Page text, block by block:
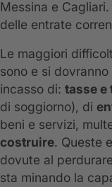
Messina e
delle entrate
Le maggiori
sono e si
incasso di: tasse e
di soggiorno), di
beni e servizi,
costruire. Queste
dovute al
sta minando la